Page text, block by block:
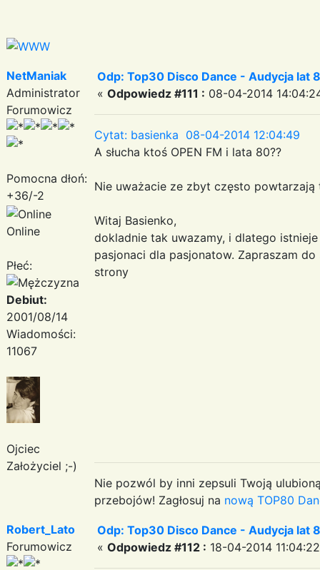
NetManiak
Administrator
Forumowicz
Pomocna dłoń:
+36/-2
Online
Płeć:
Debiut:
2001/08/14
Wiadomości:
11067
Ojciec
Założyciel ;-)
Odp: Top30 Disco Dance - Audycja lat
« Odpowiedz #111 : 08-04-2014
Cytat: basienka 08-04-2014 12:04:49
A słucha ktoś OPEN FM i lata 80??
Nie uważacie ze zbyt często powtarzają
Witaj Basienko,
dokladnie tak uwazamy, i dlatego
pasjonaci dla pasjonatow. Zapraszam
strony
Nie pozwól by inni zepsuli Twoją
przebojów! Zagłosuj na nową TOP80
Robert_Lato
Forumowicz
Odp: Top30 Disco Dance - Audycja lat
« Odpowiedz #112 : 18-04-2014